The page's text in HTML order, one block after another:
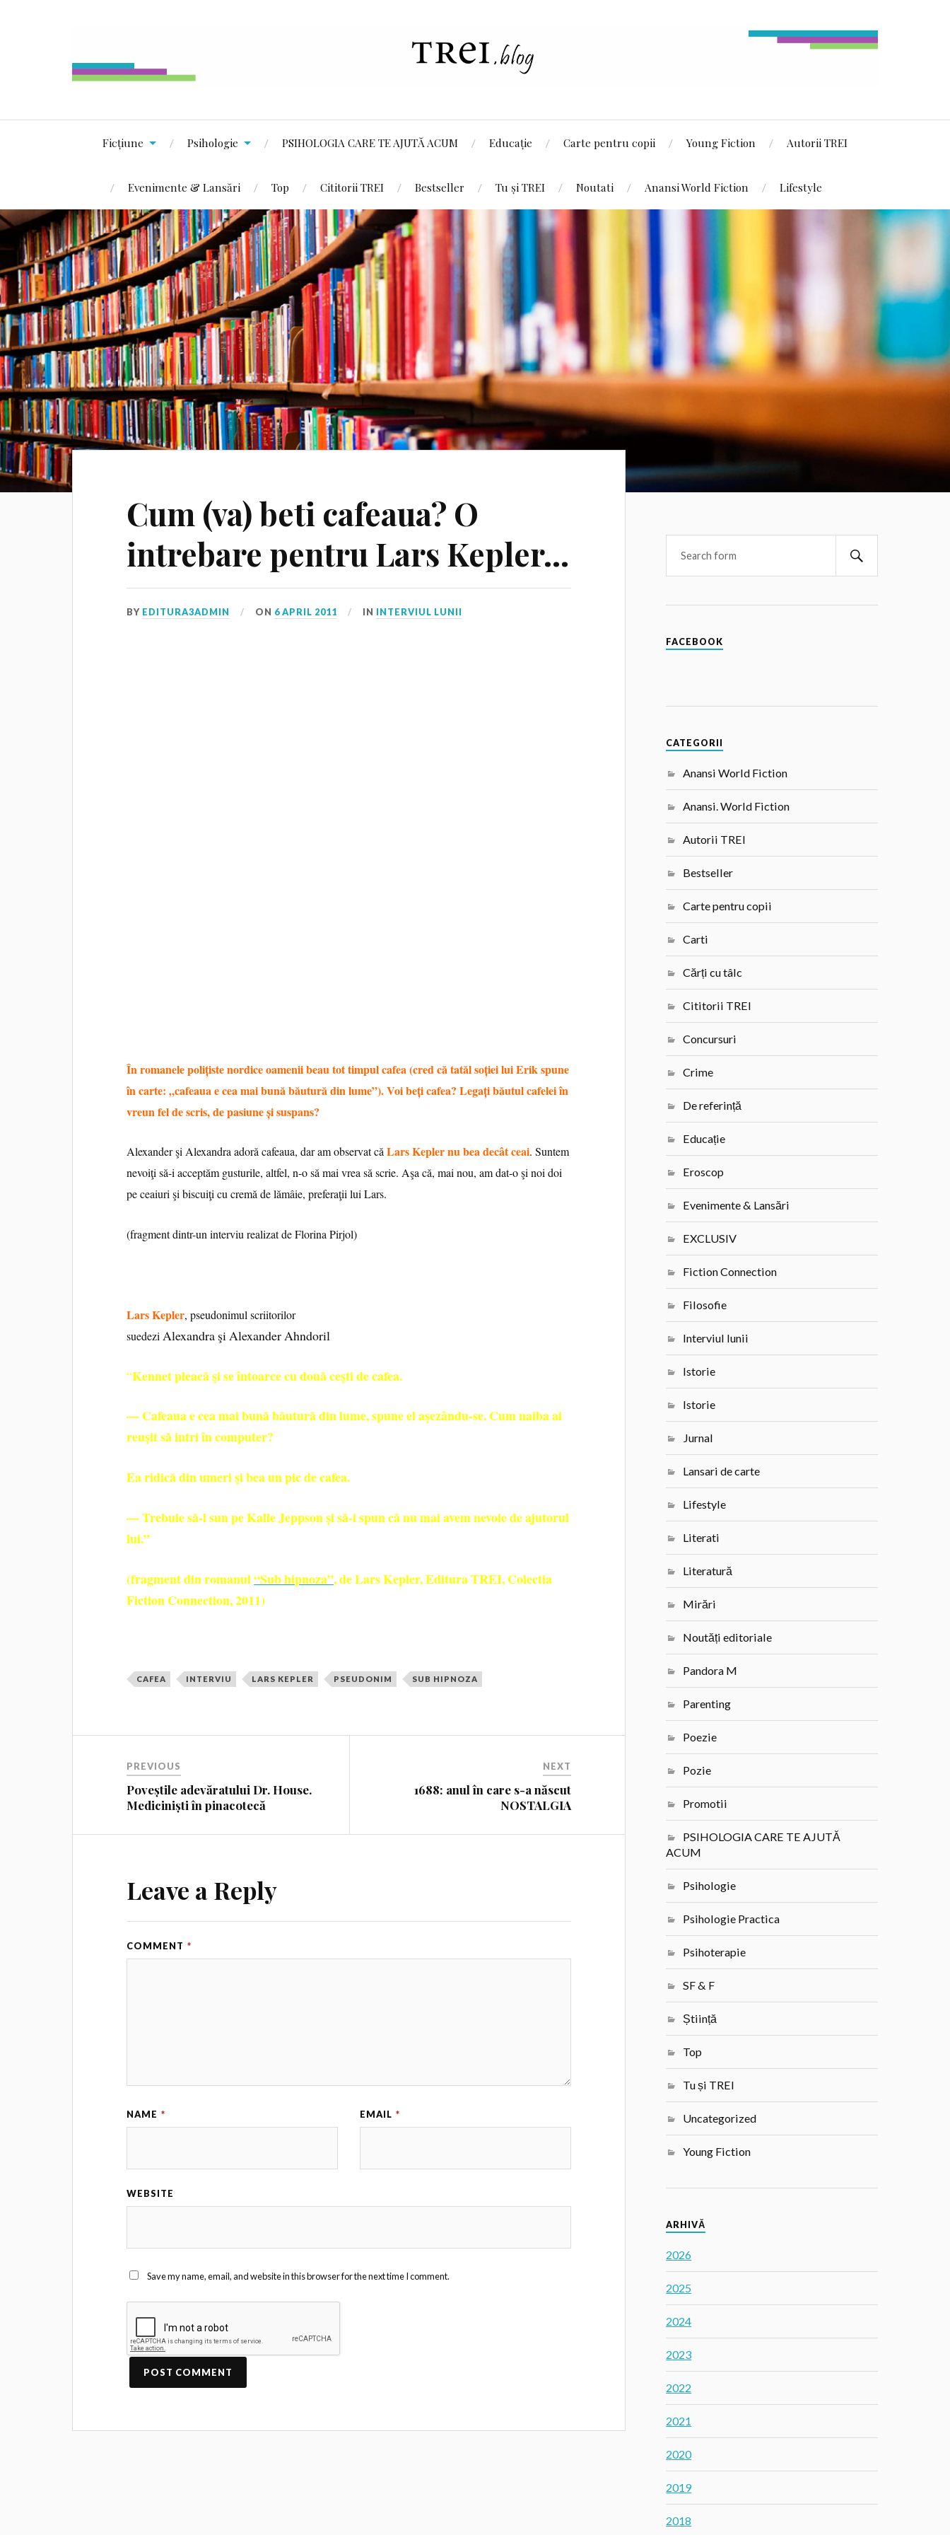
Ficțiune Psihologie PSIHOLOGIA CARE TE AJUTĂ ACUM Educație Carte pentru copii Young Fiction Autorii TREI
Evenimente & Lansări Top Cititorii TREI Bestseller Tu și TREI Noutati Anansi World Fiction Lifestyle
Cum (va) beti cafeaua? O
intrebare pentru Lars Kepler…
BY EDITURA3ADMIN ON 6 APRIL 2011 IN INTERVIUL LUNII
În romanele poliţiste nordice oamenii beau tot timpul cafea (cred că tatăl soţiei lui Erik spune
în carte: „cafeaua e cea mai bună băutură din lume”). Voi beţi cafea? Legaţi băutul cafelei în
vreun fel de scris, de pasiune şi suspans?
Alexander şi Alexandra adoră cafeaua, dar am observat căLars Kepler nu bea decât ceai. Suntem
nevoiţi să-i acceptăm gusturile, altfel, n-o să mai vrea să scrie. Aşa că, mai nou, am dat-o şi noi doi
pe ceaiuri şi biscuiţi cu cremă de lămâie, preferaţii lui Lars.
(fragment dintr-un interviu realizat de Florina Pirjol)
Lars Kepler, pseudonimul scriitorilor
suedezi Alexandra şi Alexander Ahndoril
“Kennet pleacă şi se întoarce cu două ceşti de cafea.
— Cafeaua e cea mai bună băutură din lume, spune el aşezându-se. Cum naiba ai
reuşit să intri în computer?
Ea ridică din umeri şi bea un pic de cafea.
— Trebuie să-l sun pe Kalle Jeppson şi să-i spun că nu mai avem nevoie de ajutorul
lui.”
(fragment din romanul“Sub hipnoza”, de Lars Kepler, Editura TREI, Colectia
Fiction Connection, 2011)
CAFEA INTERVIU LARS KEPLER PSEUDONIM SUB HIPNOZA
PREVIOUS
Poveștile adevăratului Dr. House.
Mediciniști în pinacotecă
NEXT
1688: anul în care s-a născut
NOSTALGIA
Leave a Reply
COMMENT *
NAME * EMAIL *
WEBSITE
Save my name, email, and website in this browser for the next time I comment.
FACEBOOK
CATEGORII
Anansi World Fiction
Anansi. World Fiction
Autorii TREI
Bestseller
Carte pentru copii
Carti
Cărți cu tâlc
Cititorii TREI
Concursuri
Crime
De referință
Educație
Eroscop
Evenimente & Lansări
EXCLUSIV
Fiction Connection
Filosofie
Interviul lunii
Istorie
Istorie
Jurnal
Lansari de carte
Lifestyle
Literati
Literatură
Mirări
Noutăți editoriale
Pandora M
Parenting
Poezie
Pozie
Promotii
PSIHOLOGIA CARE TE AJUTĂ
ACUM
Psihologie
Psihologie Practica
Psihoterapie
SF & F
Știință
Top
Tu și TREI
Uncategorized
Young Fiction
ARHIVĂ
2026
2025
2024
2023
2022
2021
2020
2019
2018